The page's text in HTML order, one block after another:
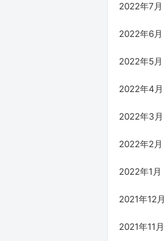
2022年7月
2022年6月
2022年5月
2022年4月
2022年3月
2022年2月
2022年1月
2021年12月
2021年11月